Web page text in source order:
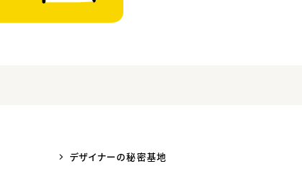
デザイナーの秘密基地